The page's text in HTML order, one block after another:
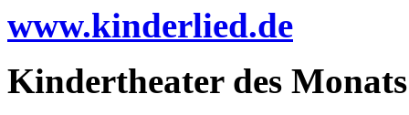
www.kinderlied.de
Kindertheater des Monats